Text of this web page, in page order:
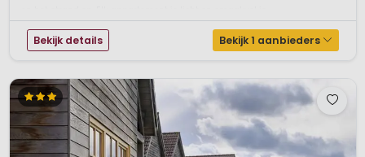
Bekijk details Bekijk 1 aanbieders